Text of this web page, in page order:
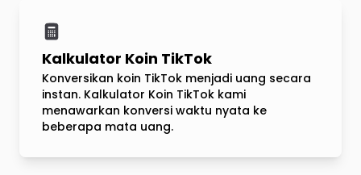
Kalkulator Koin TikTok
Konversikan koin TikTok menjadi uang secara
instan. Kalkulator Koin TikTok kami
menawarkan konversi waktu nyata ke
beberapa mata uang.